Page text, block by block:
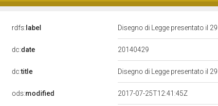
rdfs: label Disegno di Legge presentato il
dc:date 20140429
dc:title Disegno di Legge presentato il
ods:modified 2017-07-25T12:41:45Z